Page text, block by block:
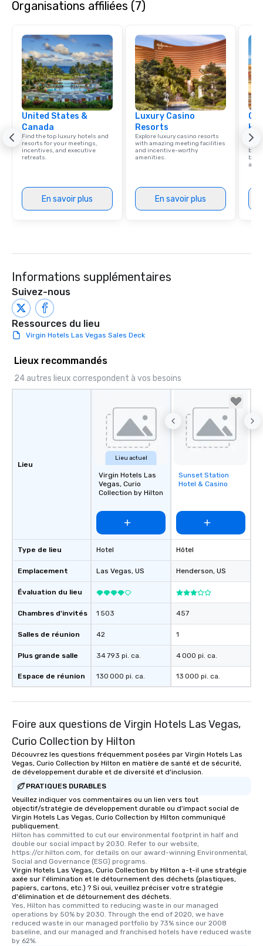
Organisations affiliées (7)
United States &
Canada
Find the top luxury hotels and
resorts for your meetings,
incentives, and executive
retreats.
En savoir plus
Luxury Casino
Resorts
Explore luxury casino resorts
with amazing meeting facilities
and incentive-worthy
amenities.
En savoir plus
by
and
Informations supplémentaires
Suivez-nous
Ressources du lieu
Virgin Hotels Las Vegas Sales Deck
Lieux recommandés
24 autres lieux correspondent à vos besoins
Lieu
Type de lieu
Emplacement
Évaluation du lieu
Chambres d'invités
Salles de réunion
Plus grande salle
Espace de réunion
Lieu actuel
Virgin Hotels Las
Vegas, Curio
Collection by Hilton
Hotel
Las Vegas, US
1 503
42
34 793 pi. ca.
130 000 pi. ca.
Removed from
favorites
Sunset Station
Hotel & Casino
Hôtel
Henderson, US
457
1
4 000 pi. ca.
13 000 pi. ca.
Foire aux questions de Virgin Hotels Las Vegas,
Curio Collection by Hilton
Découvrez les questions fréquemment posées par Virgin Hotels Las
Vegas, Curio Collection by Hilton en matière de santé et de sécurité,
de développement durable et de diversité et d'inclusion.
PRATIQUES DURABLES
Veuillez indiquer vos commentaires ou un lien vers tout
objectif/stratégie de développement durable ou d'impact social de
Virgin Hotels Las Vegas, Curio Collection by Hilton communiqué
publiquement.
Hilton has committed to cut our environmental footprint in half and
double our social impact by 2030. Refer to our website,
https://cr.hilton.com, for details on our award-winning Environmental,
Social and Governance (ESG) programs.
Virgin Hotels Las Vegas, Curio Collection by Hilton a-t-il une stratégie
axée sur l'élimination et le détournement des déchets (plastiques,
papiers, cartons, etc.) ? Si oui, veuillez préciser votre stratégie
d'élimination et de détournement des déchets.
Yes, Hilton has committed to reducing waste in our managed
operations by 50% by 2030. Through the end of 2020, we have
reduced waste in our managed portfolio by 73% since our 2008
baseline, and our managed and franchised hotels have reduced waste
by 62%.